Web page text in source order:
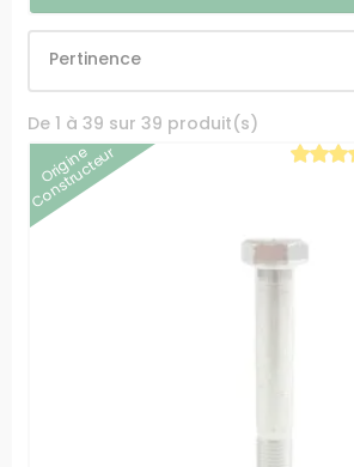
Pertinence
De 1 à 39 sur 39 produit(s)
Origine
Constructeur